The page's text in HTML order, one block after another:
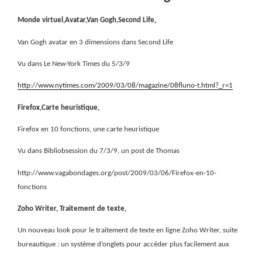
Monde virtuel,Avatar,Van Gogh,Second Life,
Van Gogh avatar en 3 dimensions dans Second Life
Vu dans Le New-York Times du 5/3/9
http://www.nytimes.com/2009/03/08/magazine/08fluno-t.html?_r=1
Firefox,Carte heuristique,
Firefox en 10 fonctions, une carte heuristique
Vu dans Bibliobsession du 7/3/9, un post de Thomas
http://www.vagabondages.org/post/2009/03/06/Firefox-en-10-
fonctions
Zoho Writer, Traitement de texte,
Un nouveau look pour le traitement de texte en ligne Zoho Writer, suite
bureautique : un système d’onglets pour accéder plus facilement aux